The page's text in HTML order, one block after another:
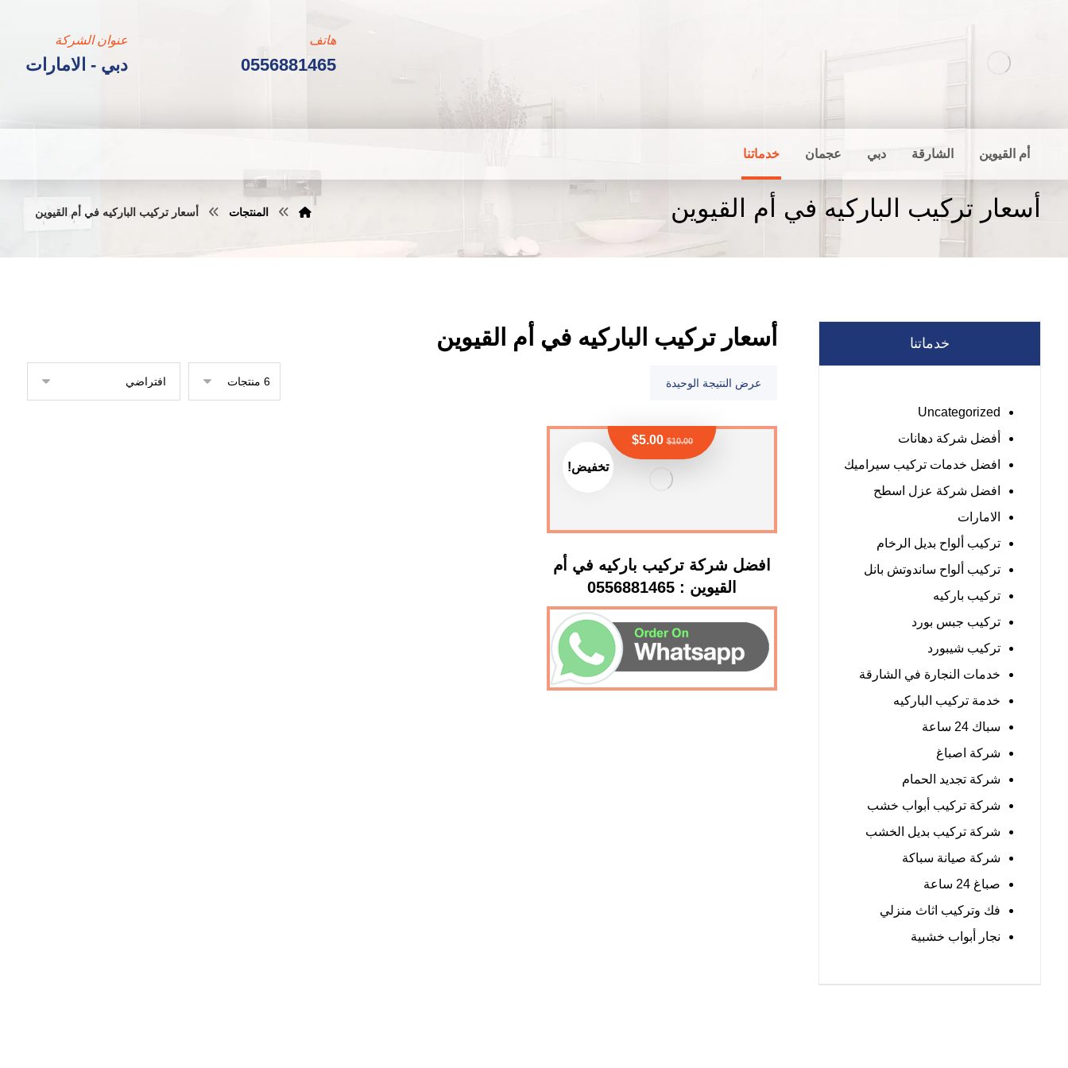
عنوان الشركة
دبي - الامارات
هاتف
0556881465
أم القيوين الشارقة دبي عجمان خدماتنا
أسعار تركيب الباركيه في أم القيوين المنتجات أسعار تركيب الباركيه في أم القيوين
أسعار تركيب الباركيه في أم القيوين
عرض النتيجة الوحيدة
تخفيض!
افضل شركة تركيب باركيه في أم
القيوين : 0556881465
$10.00
$5.00
خدماتنا
Uncategorized
أفضل شركة دهانات
افضل خدمات تركيب سيراميك
افضل شركة عزل اسطح
الامارات
تركيب ألواح بديل الرخام
تركيب ألواح ساندوتش بانل
تركيب باركيه
تركيب جبس بورد
تركيب شيبورد
خدمات النجارة في الشارقة
خدمة تركيب الباركيه
سباك 24 ساعة
شركة اصباغ
شركة تجديد الحمام
شركة تركيب أبواب خشب
شركة تركيب بديل الخشب
شركة صيانة سباكة
صباغ 24 ساعة
فك وتركيب اثاث منزلي
نجار أبواب خشبية